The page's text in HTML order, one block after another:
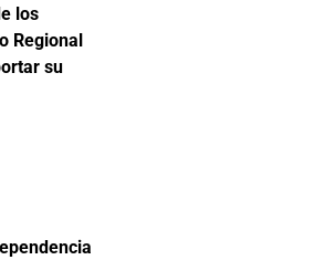
los
Regional
su